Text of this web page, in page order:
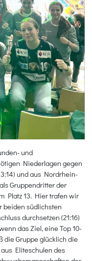
und
Niederlagen gegen
und aus Nordrhein-
Gruppendritter der
Platz 13. Hier trafen wir
beiden südlichsten
durchsetzen (21:16)
das Ziel, eine Top 10-
die Gruppe glücklich die
Eliteschulen des